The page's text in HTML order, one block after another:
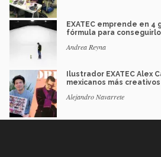
EXATEC emprende en 4
fórmula para conseguirlo
Andrea Reyna
Ilustrador EXATEC Alex
mexicanos más creativos
Alejandro Navarrete